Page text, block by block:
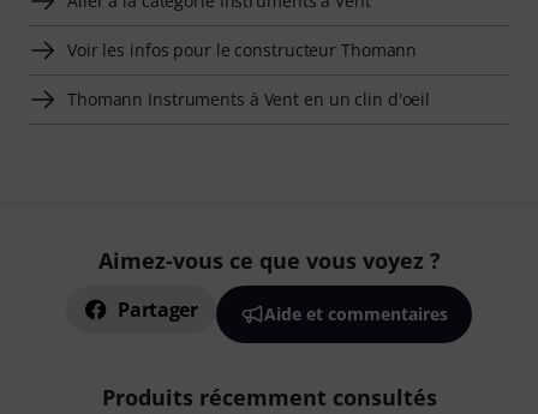
Voir les infos pour le constructeur Thomann
Thomann Instruments à Vent en un clin d'oeil
Aimez-vous ce que vous voyez ?
Partager Aide et commentaires
Produits récemment consultés